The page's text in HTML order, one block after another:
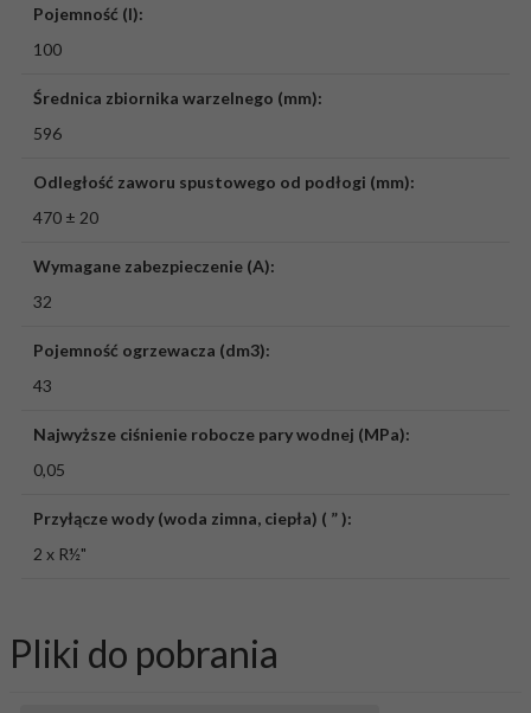
Pojemność (l):
100
Średnica zbiornika warzelnego (mm):
596
Odległość zaworu spustowego od podłogi (mm):
470 ± 20
Wymagane zabezpieczenie (A):
32
Pojemność ogrzewacza (dm3):
43
Najwyższe ciśnienie robocze pary wodnej (MPa):
0,05
Przyłącze wody (woda zimna, ciepła) ( ” ):
2 x R½"
Pliki do pobrania